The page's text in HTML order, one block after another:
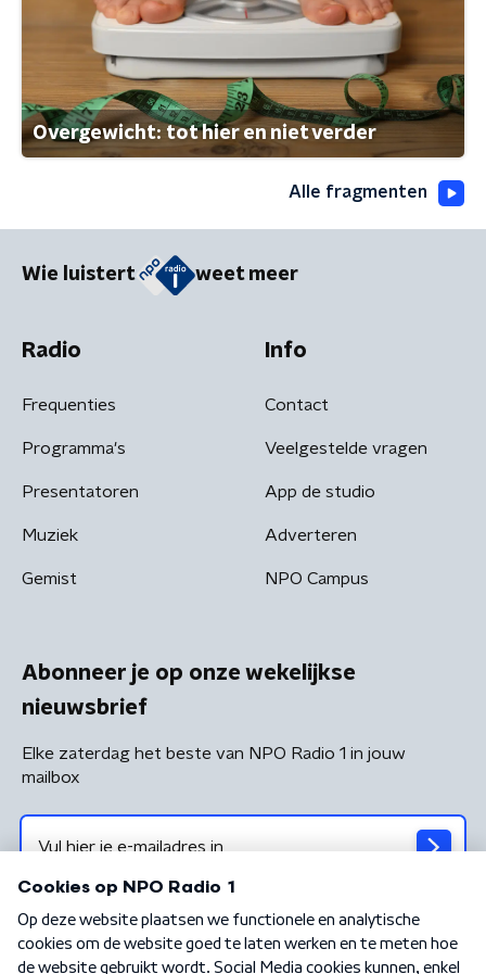
Overgewicht: tot hier en niet verder
Alle fragmenten
Wie luistert weet meer
Radio
Frequenties
Programma's
Presentatoren
Muziek
Gemist
Info
Contact
Veelgestelde vragen
App de studio
Adverteren
NPO Campus
Abonneer je op onze wekelijkse
nieuwsbrief
Elke zaterdag het beste van NPO Radio 1 in jouw
mailbox